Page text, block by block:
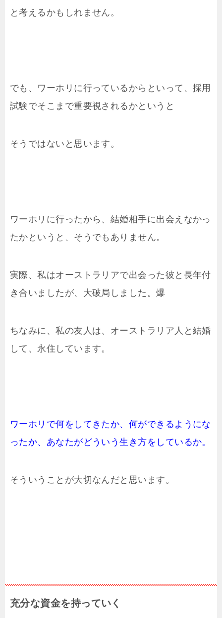
と考えるかもしれません。
でも、ワーホリに行っているからといって、採用
試験でそこまで重要視されるかというと
そうではないと思います。
ワーホリに行ったから、結婚相手に出会えなかっ
たかというと、そうでもありません。
実際、私はオーストラリアで出会った彼と長年付
き合いましたが、大破局しました。爆
ちなみに、私の友人は、オーストラリア人と結婚
して、永住しています。
ワーホリで何をしてきたか、何ができるようにな
ったか、あなたがどういう生き方をしているか。
そういうことが大切なんだと思います。
充分な資金を持っていく